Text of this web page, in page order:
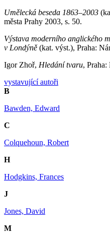
Umělecká beseda 1863–2003
města Prahy 2003, s. 50.
Výstava moderního anglického
v Londýně (kat. výst.), Praha:
Igor Zhoř, Hledání tvaru, Praha:
vystavující autoři
B
Bawden, Edward
C
Colquehoun, Robert
H
Hodgkins, Frances
J
Jones, David
M